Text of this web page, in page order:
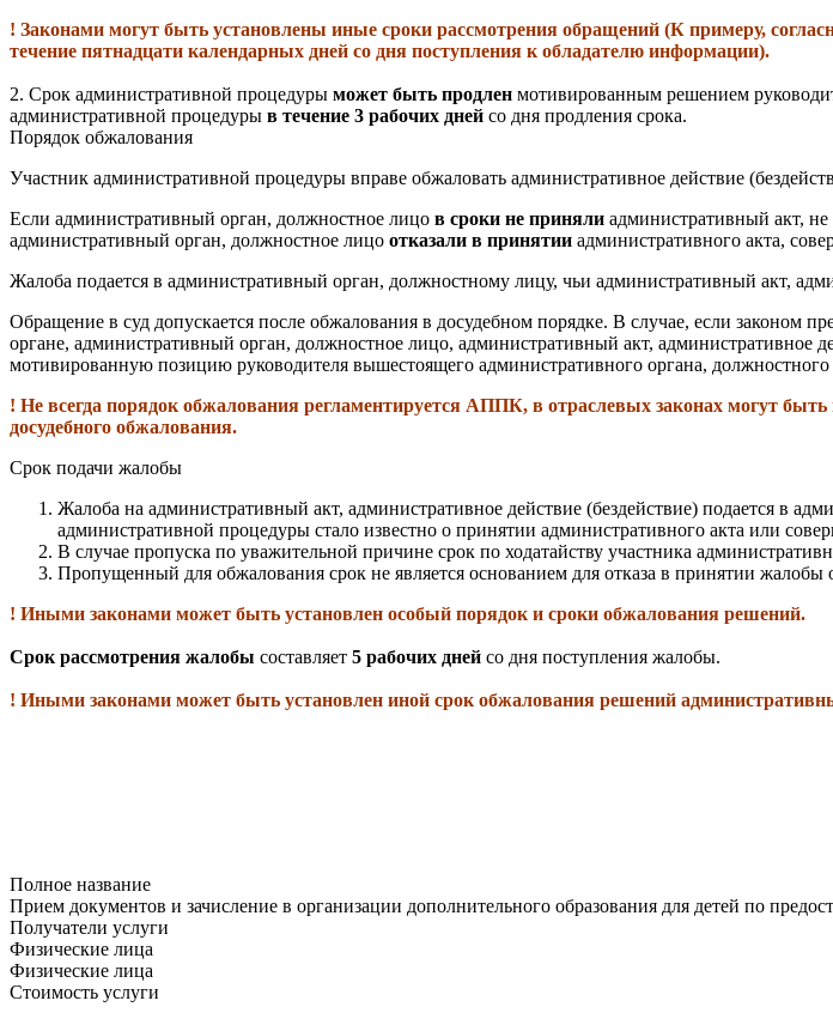
! Законами могут быть установлены иные сроки рассмотрения обращений (К примеру,
течение пятнадцати календарных дней со дня поступления к обладателю информации).
2. Срок административной процедуры может быть продлен мотивированным решением
административной процедуры в течение 3 рабочих дней со дня продления срока.
Порядок обжалования
Участник административной процедуры вправе обжаловать административное действие
Если административный орган, должностное лицо в сроки не приняли административный акт, не
административный орган, должностное лицо отказали в принятии административного акта,
Жалоба подается в административный орган, должностному лицу, чьи административный акт,
Обращение в суд допускается после обжалования в досудебном порядке. В случае, если законом
органе, административный орган, должностное лицо, административный акт, административное
мотивированную позицию руководителя вышестоящего административного органа, должностного
! Не всегда порядок обжалования регламентируется АППК, в отраслевых законах могут
досудебного обжалования.
Срок подачи жалобы
Жалоба на административный акт, административное действие (бездействие) подается в
административной процедуры стало известно о принятии административного акта или
В случае пропуска по уважительной причине срок по ходатайству участника
Пропущенный для обжалования срок не является основанием для отказа в принятии
! Иными законами может быть установлен особый порядок и сроки обжалования решений.
Срок рассмотрения жалобы составляет 5 рабочих дней со дня поступления жалобы.
! Иными законами может быть установлен иной срок обжалования решений
Полное название
Прием документов и зачисление в организации дополнительного образования для детей по
Получатели услуги
Физические лица
Физические лица
Стоимость услуги